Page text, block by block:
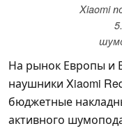
Xiaomi
На рынок Европы и
наушники Xiaomi
бюджетные
активного